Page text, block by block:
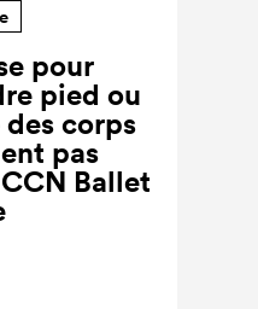
pour
pied ou
corps
pas
Ballet